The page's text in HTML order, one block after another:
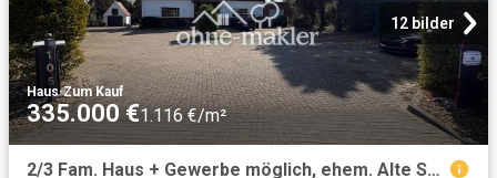
12 bilder
Haus·Zum Kauf
335.000 €1.116 €/m²
2/3 Fam. Haus + Gewerbe möglich, ehem. Alte Schule